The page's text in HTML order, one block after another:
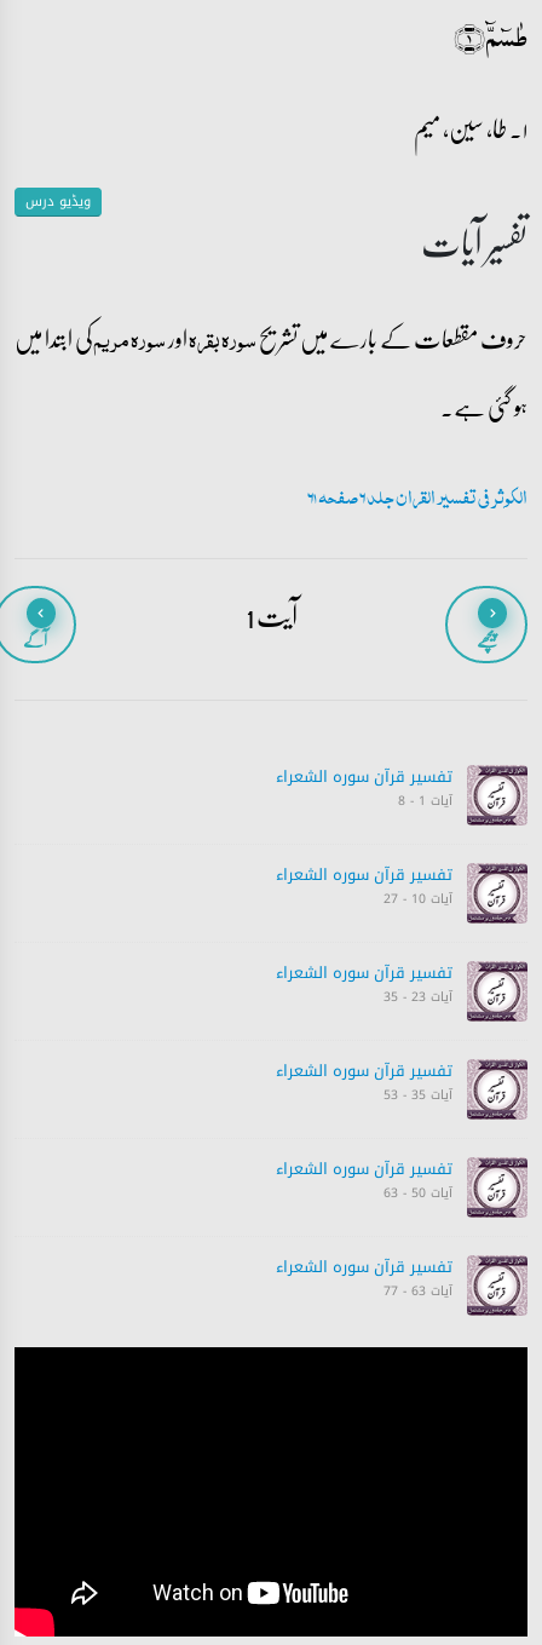
طٰسٓمّٓ﴿۱﴾
۱۔ طا، سین، میم
ویڈیو درس تفسیر آیات
حروف مقطعات کے بارے میں تشریحسورہ بقرہاورسورہ مریمکی ابتدا میں
ہو گئی ہے۔
الکوثر فی تفسیر القران جلد 6 صفحہ 61
پیچھے آیت 1 آگے
تفسیر قرآن سورہ ‎الشعراء
آیات 1 - 8
تفسیر قرآن سورہ ‎الشعراء
آیات 10 - 27
تفسیر قرآن سورہ ‎الشعراء
آیات 23 - 35
تفسیر قرآن سورہ ‎الشعراء
آیات 35 - 53
تفسیر قرآن سورہ ‎الشعراء
آیات 50 - 63
تفسیر قرآن سورہ ‎الشعراء
آیات 63 - 77